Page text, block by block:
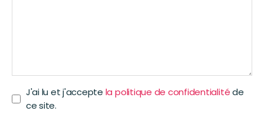
J'ai lu et j'accepte la politique de confidentialitéde
ce site.